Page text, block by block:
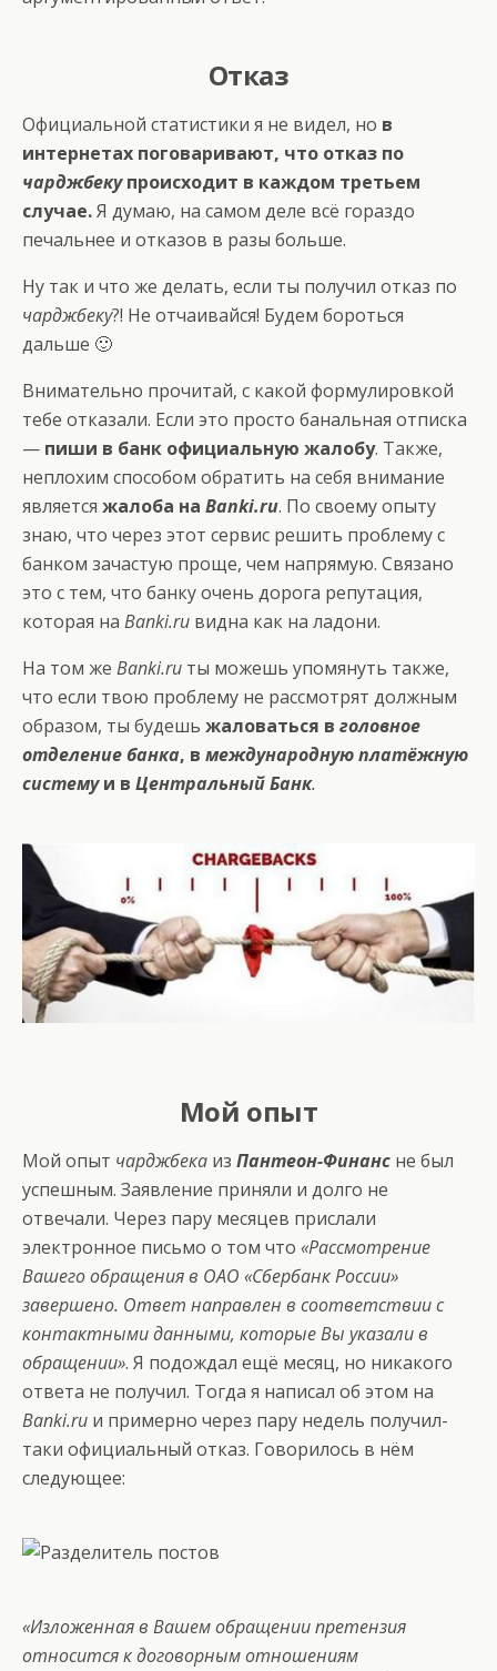
Отказ
Официальной статистики я не видел, но в
интернетах поговаривают, что отказ по
чарджбекупроисходит в каждом третьем
случае.Я думаю, на самом деле всё гораздо
печальнее и отказов в разы больше.
Ну так и что же делать, если ты получил отказ по
чарджбеку?! Не отчаивайся! Будем бороться
дальше 🙂
Внимательно прочитай, с какой формулировкой
тебе отказали. Если это просто банальная отписка
— пиши в банк официальную жалобу. Также,
неплохим способом обратить на себя внимание
является жалоба на Banki.ru. По своему опыту
знаю, что через этот сервис решить проблему с
банком зачастую проще, чем напрямую. Связано
это с тем, что банку очень дорога репутация,
которая на Banki.ru видна как на ладони.
На том же Banki.ru ты можешь упомянуть также,
что если твою проблему не рассмотрят должным
образом, ты будешь жаловаться в головное
отделение банка, в международную платёжную
системуи в Центральный Банк.
Мой опыт
Мой опыт чарджбека из Пантеон-Финанс не был
успешным. Заявление приняли и долго не
отвечали. Через пару месяцев прислали
электронное письмо о том что «Рассмотрение
Вашего обращения в ОАО «Сбербанк России»
завершено. Ответ направлен в соответствии с
контактными данными, которые Вы указали в
обращении». Я подождал ещё месяц, но никакого
ответа не получил. Тогда я написал об этом на
Banki.ru и примерно через пару недель получил-
таки официальный отказ. Говорилось в нём
следующее:
«Изложенная в Вашем обращении претензия
относится к договорным отношениям